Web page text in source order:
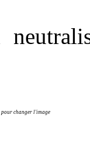
changer l'image